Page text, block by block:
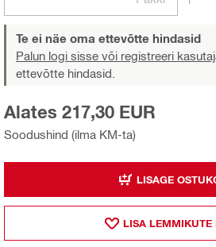
Te ei näe oma ettevõtte hindasid
Palun logi sisse või registreeri
ettevõtte hindasid.
Soodushind (ilma KM-ta)
Alates 217,30 EUR
LISAGE
LISA LEMMIKUTE